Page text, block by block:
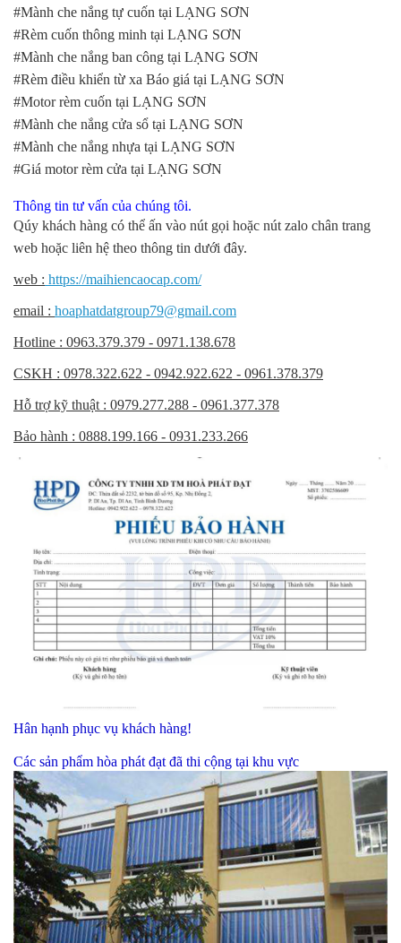
#Mành che nắng tự cuốn tại LẠNG SƠN
#Rèm cuốn thông minh tại LẠNG SƠN
#Mành che nắng ban công tại LẠNG SƠN
#Rèm điều khiển từ xa Báo giá tại LẠNG SƠN
#Motor rèm cuốn tại LẠNG SƠN
#Mành che nắng cửa sổ tại LẠNG SƠN
#Mành che nắng nhựa tại LẠNG SƠN
#Giá motor rèm cửa tại LẠNG SƠN
Thông tin tư vấn của chúng tôi.
Qúy khách hàng có thể ấn vào nút gọi hoặc nút zalo chân trang
web hoặc liên hệ theo thông tin dưới đây.
web : https://maihiencaocap.com/
email : hoaphatdatgroup79@gmail.com
Hotline : 0963.379.379 - 0971.138.678
CSKH : 0978.322.622 - 0942.922.622 - 0961.378.379
Hỗ trợ kỹ thuật : 0979.277.288 - 0961.377.378
Bảo hành : 0888.199.166 - 0931.233.266
Hân hạnh phục vụ khách hàng!
Các sản phẩm hòa phát đạt đã thi cộng tại khu vực